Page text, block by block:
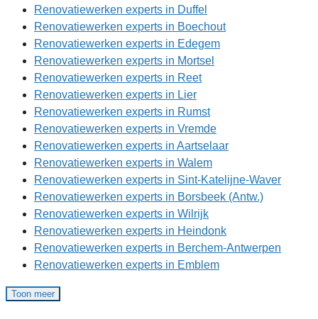
Renovatiewerken experts in Duffel
Renovatiewerken experts in Boechout
Renovatiewerken experts in Edegem
Renovatiewerken experts in Mortsel
Renovatiewerken experts in Reet
Renovatiewerken experts in Lier
Renovatiewerken experts in Rumst
Renovatiewerken experts in Vremde
Renovatiewerken experts in Aartselaar
Renovatiewerken experts in Walem
Renovatiewerken experts in Sint-Katelijne-Waver
Renovatiewerken experts in Borsbeek (Antw.)
Renovatiewerken experts in Wilrijk
Renovatiewerken experts in Heindonk
Renovatiewerken experts in Berchem-Antwerpen
Renovatiewerken experts in Emblem
Toon meer